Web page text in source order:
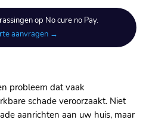
op No cure no Pay.
aanvragen →
probleem dat vaak
schade veroorzaakt. Niet
aanrichten aan uw huis, maar